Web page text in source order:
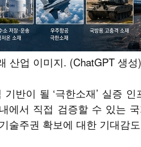
산업 이미지. (ChatGPT 생성)
반이 될 ‘극한소재’ 실증
에서 직접 검증할 수 있는
술주권 확보에 대한 기대감